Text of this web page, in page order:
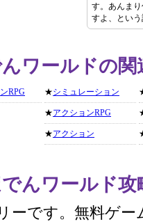
す。あんま
すよ、とい
ワールドの
RPG ★シミュレーション
★アクションRPG
★アクション
んワールド
ーです。無料ゲー